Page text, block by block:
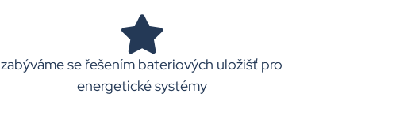
zabýváme se řešením bateriových uložišť pro
energetické systémy